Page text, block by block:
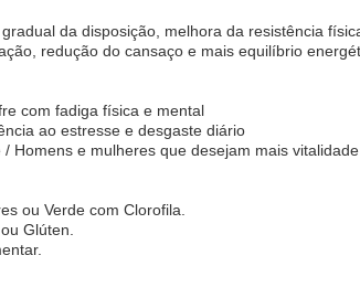
da disposição, melhora da resistência
redução do cansaço e mais equilíbrio
com fadiga física e mental
ao estresse e desgaste diário
Homens e mulheres que desejam mais vitalidade
ou Verde com Clorofila.
Glúten.